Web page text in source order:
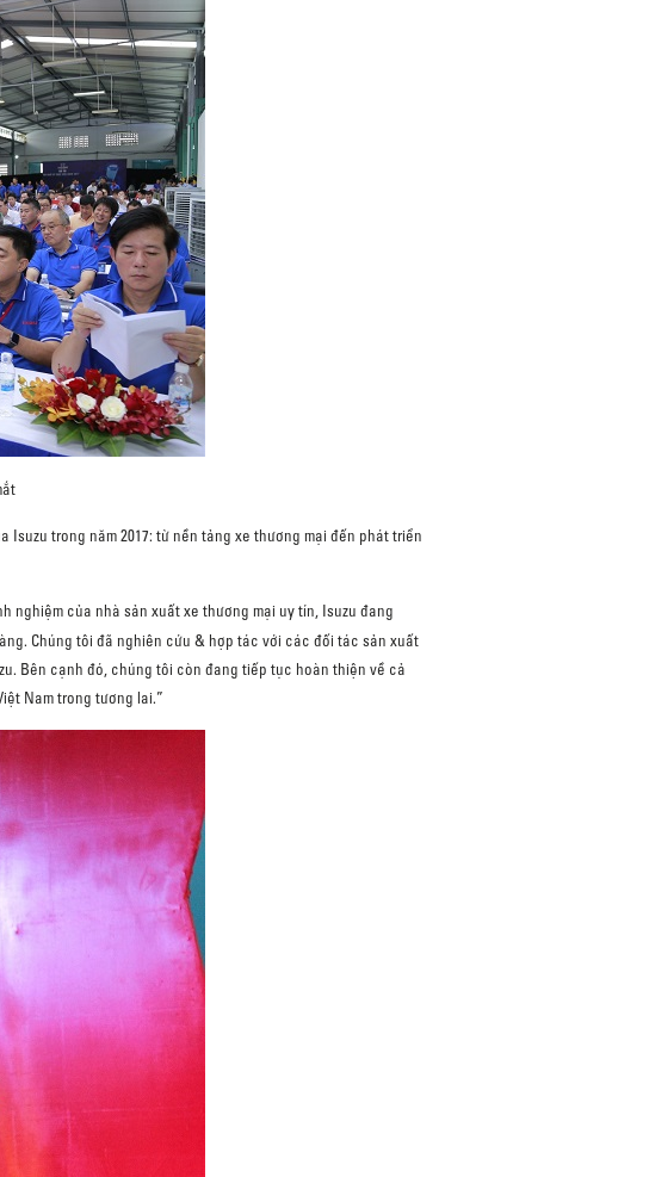
trong năm 2017: từ nền tảng xe thương mại đến phát triển
nghiệm của nhà sản xuất xe thương mại uy tín, Isuzu đang
Chúng tôi đã nghiên cứu & hợp tác với các đối tác sản xuất
Bên cạnh đó, chúng tôi còn đang tiếp tục hoàn thiện về cả
Nam trong tương lai.”